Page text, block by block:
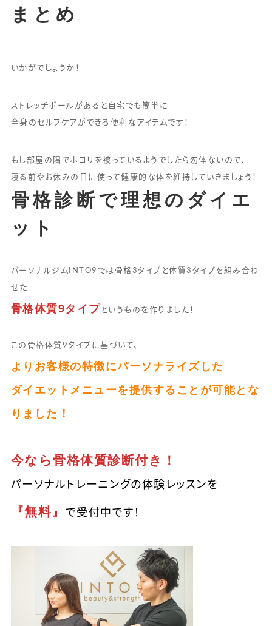
まとめ
いかがでしょうか！
ストレッチポールがあると自宅でも簡単に
全身のセルフケアができる便利なアイテムです！
もし部屋の隅でホコリを被っているようでしたら勿体ないので、
寝る前やお休みの日に使って健康的な体を維持していきましょう！
骨格診断で理想のダイエ
ット
パーソナルジムINTO9では骨格3タイプと体質3タイプを組み合わ
せた
骨格体質9タイプというものを作りました！
この骨格体質9タイプに基づいて、
よりお客様の特徴にパーソナライズした
ダイエットメニューを提供することが可能とな
りました！
今なら骨格体質診断付き！
パーソナルトレーニングの体験レッスンを
『無料』 で受付中です！